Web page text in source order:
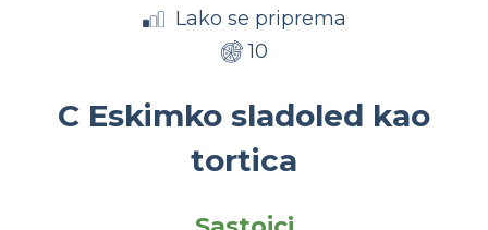
Lako se priprema
10
C Eskimko sladoled kao
tortica